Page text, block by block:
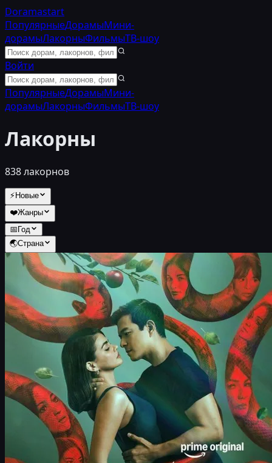
Doramastart
ПопулярныеДорамыМини-
дорамыЛакорныФильмыТВ-шоу
Войти
ПопулярныеДорамыМини-
дорамыЛакорныФильмыТВ-шоу
Лакорны
838лакорнов
⚡ Новые
❤️Жанры
📅 Год
🌏Страна